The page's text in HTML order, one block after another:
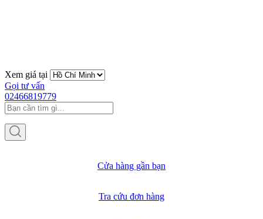
Xem giá tại
Gọi tư vấn
02466819779
Cửa hàng gần bạn
Tra cứu đơn hàng